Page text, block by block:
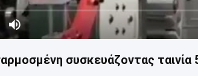
συσκευάζοντας